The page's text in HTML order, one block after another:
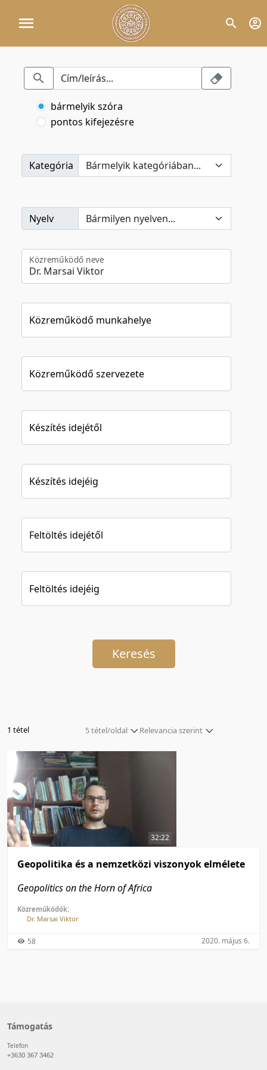
bármelyik szóra
pontos kifejezésre
Kategória
Nyelv
Közreműködő neve
Közreműködő munkahelye
Közreműködő szervezete
Készítés idejétől
Készítés idejéig
Feltöltés idejétől
Feltöltés idejéig
Keresés
Relevancia szerint
Relevancia szerint
Utolsó módosítás szerint
Utolsó módosítás szerint
1 tétel
5 tétel/oldal
5 tétel/oldal
10 tétel/oldal
20 tétel/oldal
50 tétel/oldal
100 tétel/oldal
32:22
Geopolitika és a nemzetközi viszonyok elmélete
Geopolitics on the Horn of Africa
Közreműködők:
Dr. Marsai Viktor
58 2020. május 6.
Támogatás
Telefon
+3630 367 3462